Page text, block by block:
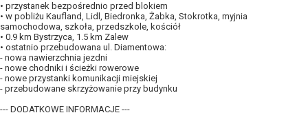
• przystanek bezpośrednio przed blokiem
• w pobliżu Kaufland, Lidl, Biedronka, Żabka, Stokrotka, myjnia
samochodowa, szkoła, przedszkole, kościół
• 0.9 km Bystrzyca, 1.5 km Zalew
• ostatnio przebudowana ul. Diamentowa:
- nowa nawierzchnia jezdni
- nowe chodniki i ścieżki rowerowe
- nowe przystanki komunikacji miejskiej
- przebudowane skrzyżowanie przy budynku
--- DODATKOWE INFORMACJE ---